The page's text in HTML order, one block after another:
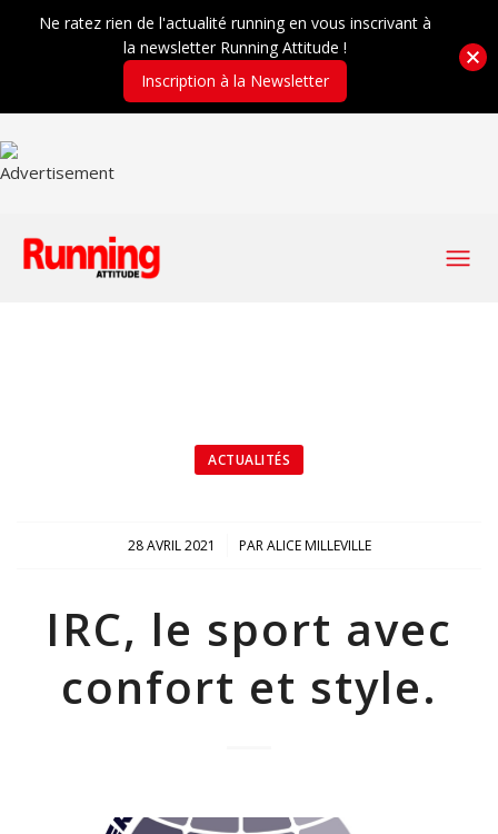
ACTUALITÉS
28 AVRIL 2021
/ PARALICE MILLEVILLE
IRC, le sport avec
confort et style.
Ne ratez rien de l'actualité running en vous inscrivant à
la newsletter Running Attitude !
Inscription à la Newsletter